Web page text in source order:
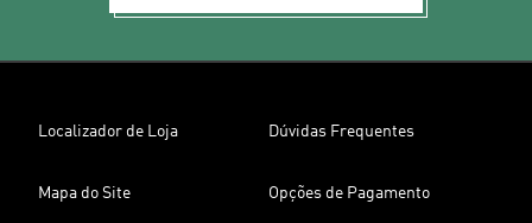
Localizador de Loja Dúvidas Frequentes
Mapa do Site Opções de Pagamento